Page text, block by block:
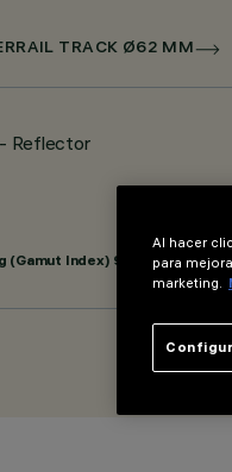
TRACK Ø62 MM
Reflector
Index) 98
Al hacer
para
marketing.